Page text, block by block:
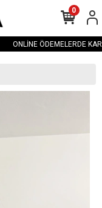
ONLİNE ÖDEMELERDE
0